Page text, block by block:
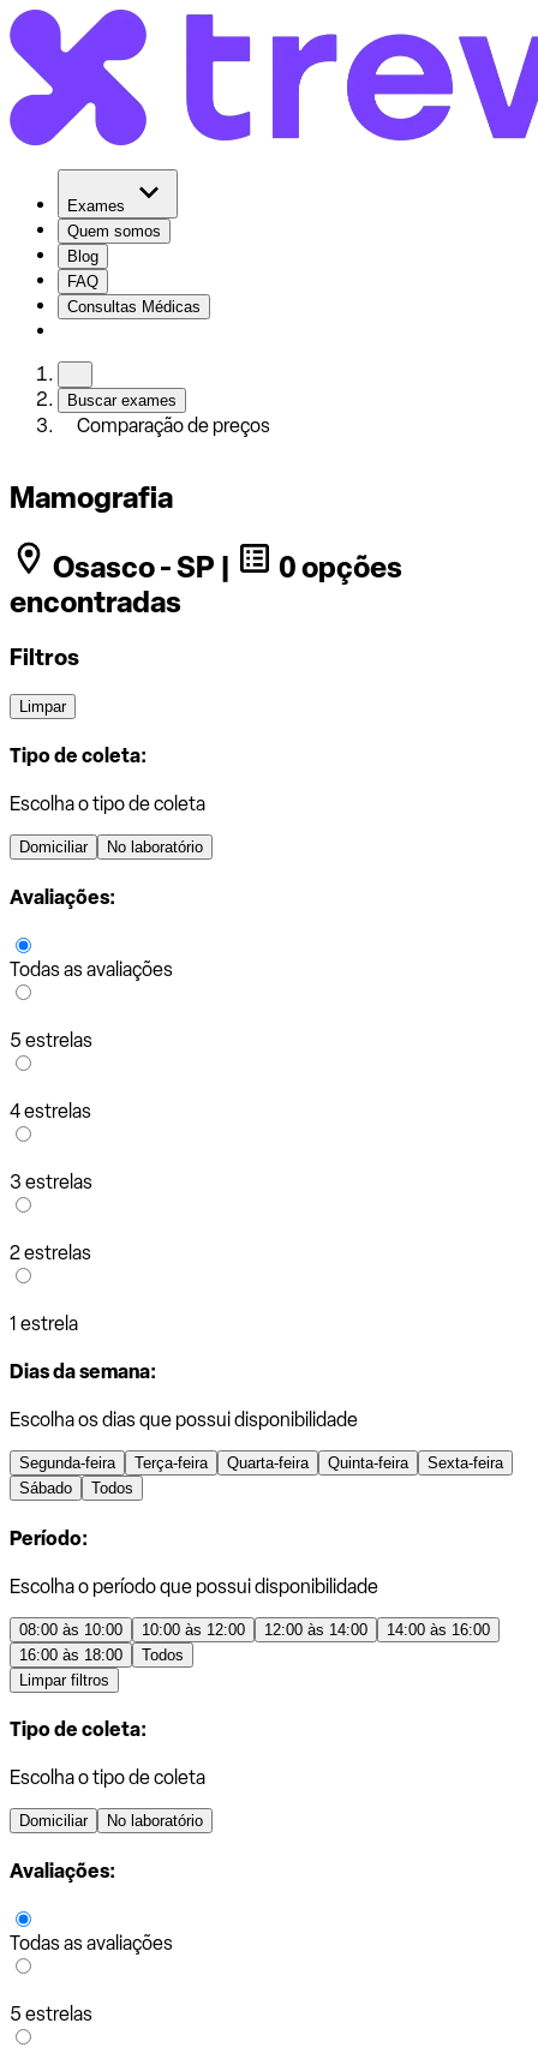
Exames
Quem somos
Blog
FAQ
Consultas Médicas
Buscar exames
Comparação de preços
Mamografia
Osasco - SP |
0 opções
encontradas
Filtros
Limpar
Tipo de coleta:
Escolha o tipo de coleta
Domiciliar No laboratório
Avaliações:
Todas as avaliações
5 estrelas
4 estrelas
3 estrelas
2 estrelas
1 estrela
Dias da semana:
Escolha os dias que possui disponibilidade
Segunda-feira Terça-feira Quarta-feira Quinta-feira
Sexta-feira
Sábado
Todos
Período:
Escolha o período que possui disponibilidade
08:00 às 10:00 10:00 às 12:00 12:00 às 14:00
14:00 às 16:00
16:00 às 18:00
Todos
Limpar filtros
Tipo de coleta:
Escolha o tipo de coleta
Domiciliar No laboratório
Avaliações:
Todas as avaliações
5 estrelas